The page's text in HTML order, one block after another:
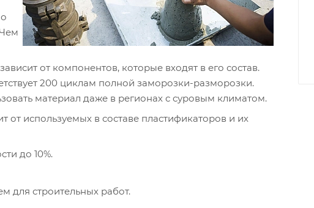
от компонентов, которые входят в его состав.
200 циклам полной заморозки-разморозки.
материал даже в регионах с суровым климатом.
используемых в составе пластификаторов и их
до 10%.
для строительных работ.